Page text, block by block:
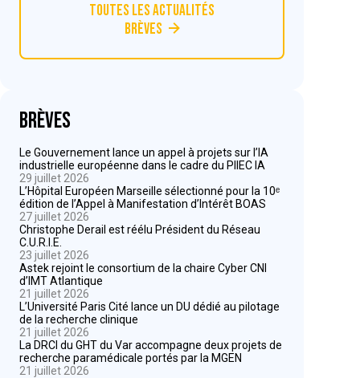
Toutes les actualités
Brèves
Brèves
Le Gouvernement lance un appel à projets sur l’IA
industrielle européenne dans le cadre du PIIEC IA
29 juillet 2026
L’Hôpital Européen Marseille sélectionné pour la 10ᵉ
édition de l’Appel à Manifestation d’Intérêt BOAS
27 juillet 2026
Christophe Derail est réélu Président du Réseau
C.U.R.I.E.
23 juillet 2026
Astek rejoint le consortium de la chaire Cyber CNI
d’IMT Atlantique
21 juillet 2026
L’Université Paris Cité lance un DU dédié au pilotage
de la recherche clinique
21 juillet 2026
La DRCI du GHT du Var accompagne deux projets de
recherche paramédicale portés par la MGEN
21 juillet 2026